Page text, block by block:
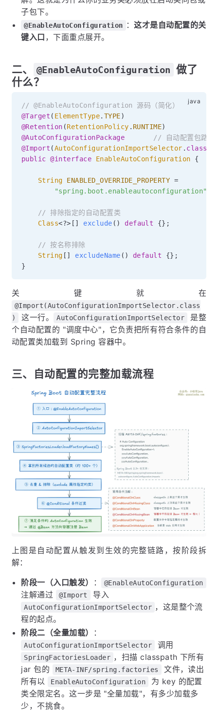
子包下。
@EnableAutoConfiguration ：这才是自动配置的关
键入口 ，下面重点展开。
二、 @EnableAutoConfiguration 做了
什么？
// @EnableAutoConfiguration 源码（简化）
@Target ( ElementType. TYPE)
@Retention (RetentionPolicy . RUNTIME)
@AutoConfigurationPackage
// 自动配置包路径
@Import (AutoConfigurationImportSelector . class
public @interface EnableAutoConfiguration {
String ENABLED_OVERRIDE_PROPERTY =
"spring.boot.enableautoconfiguration"
// 排除指定的自动配置类
Class<?> [ ] exclude ( ) default {} ;
// 按名称排除
String [ ] excludeName ( ) default {} ;
}
关键就在
@Import(AutoConfigurationImportSelector.class
)
这一行。 AutoConfigurationImportSelector
是整
个自动配置的 "调度中心"，它负责把所有符合条件的自
动配置类加载到 Spring 容器中。
三、自动配置的完整加载流程
上图是自动配置从触发到生效的完整链路，按阶段拆
解：
阶段一（入口触发） ： @EnableAutoConfiguration
注解通过 @Import 导入
AutoConfigurationImportSelector ，这是整个流
程的起点。
阶段二（全量加载）
：
AutoConfigurationImportSelector 调用
SpringFactoriesLoader ，扫描 classpath 下所有
jar 包的
META-INF/spring.factories
文件，读出
所有以
EnableAutoConfiguration
为 key 的配置
类全限定名。这一步是 "全量加载"，有多少加载多
少，不挑食。